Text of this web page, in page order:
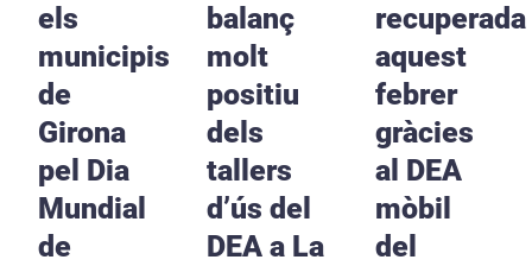
els
municipis
de
Girona
pel Dia
Mundial
de
balanç
molt
positiu
dels
tallers
d’ús del
DEA a La
recuperada
aquest
febrer
gràcies
al DEA
mòbil
del